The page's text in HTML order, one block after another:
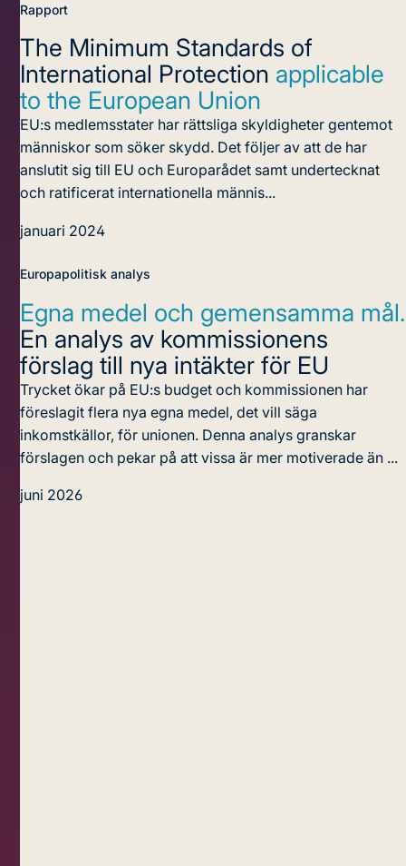
Rapport
The Minimum Standards of
International Protection applicable
to the European Union
EU:s medlemsstater har rättsliga skyldigheter gentemot
människor som söker skydd. Det följer av att de har
anslutit sig till EU och Europarådet samt undertecknat
och ratificerat internationella männis...
januari 2024
Europapolitisk analys
Egna medel och gemensamma mål.
En analys av kommissionens
förslag till nya intäkter för EU
Trycket ökar på EU:s budget och kommissionen har
föreslagit flera nya egna medel, det vill säga
inkomstkällor, för unionen. Denna analys granskar
förslagen och pekar på att vissa är mer motiverade än ...
juni 2026